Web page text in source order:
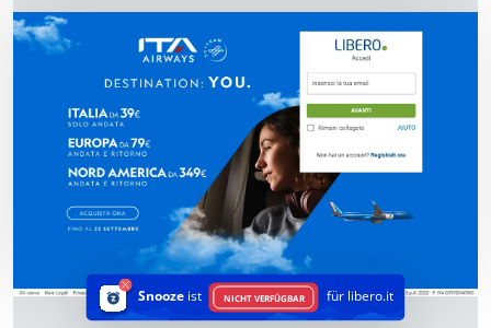
Snoozeist NICHT VERFÜGBAR für libero.it